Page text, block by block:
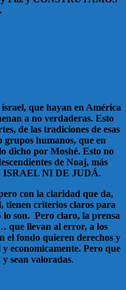
que hayan en América
a no verdaderas. Esto
de las tradiciones de esas
grupos humanos, que en
dicho por Moshé. Esto no
de Noaj, más
ISRAEL NI DE JUDÁ.
con la claridad que da,
tienen criterios claros para
son. Pero claro, la prensa
que llevan al error, a los
el fondo quieren derechos y
economicamente. Pero que
y sean valoradas.